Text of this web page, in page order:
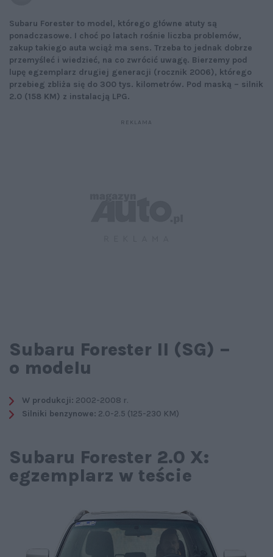
Subaru Forester to model, którego główne atuty są
ponadczasowe. I choć po latach rośnie liczba problemów,
zakup takiego auta wciąż ma sens. Trzeba to jednak dobrze
przemyśleć i wiedzieć, na co zwrócić uwagę. Bierzemy pod
lupę egzemplarz drugiej generacji (rocznik 2006), którego
przebieg zbliża się do 300 tys. kilometrów. Pod maską – silnik
2.0 (158 KM) z instalacją LPG.
Subaru Forester II (SG) –
o modelu
W produkcji: 2002-2008 r.
Silniki benzynowe: 2.0-2.5 (125-230 KM)
Subaru Forester 2.0 X:
egzemplarz w teście